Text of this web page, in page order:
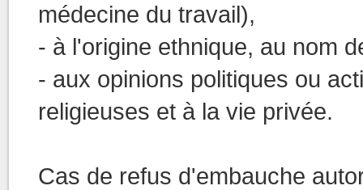
médecine du travail),
- à l'origine ethnique, au nom
- aux opinions politiques ou
religieuses et à la vie privée.
Cas de refus d'embauche